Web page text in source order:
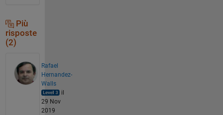
Più
risposte
(2)
Rafael
Hernandez-
Walls
il
29 Nov
2019